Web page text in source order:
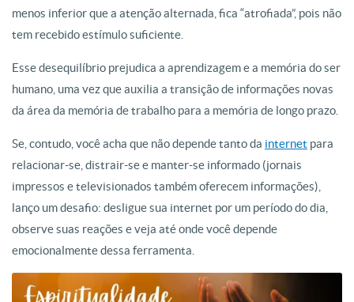
menos inferior que a atenção alternada, fica “atrofiada”, pois não
tem recebido estímulo suficiente.
Esse desequilíbrio prejudica a aprendizagem e a memória do ser
humano, uma vez que auxilia a transição de informações novas
da área da memória de trabalho para a memória de longo prazo.
Se, contudo, você acha que não depende tanto da internet para
relacionar-se, distrair-se e manter-se informado (jornais
impressos e televisionados também oferecem informações),
lanço um desafio: desligue sua internet por um período do dia,
observe suas reações e veja até onde você depende
emocionalmente dessa ferramenta.